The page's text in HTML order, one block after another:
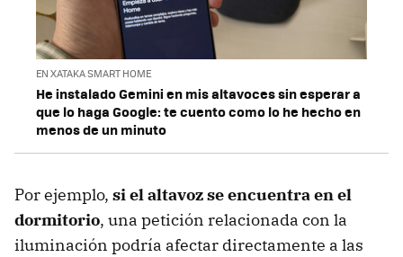
EN XATAKA SMART HOME
He instalado Gemini en mis altavoces sin esperar a
que lo haga Google: te cuento como lo he hecho en
menos de un minuto
Por ejemplo, si el altavoz se encuentra en el
dormitorio, una petición relacionada con la
iluminación podría afectar directamente a las